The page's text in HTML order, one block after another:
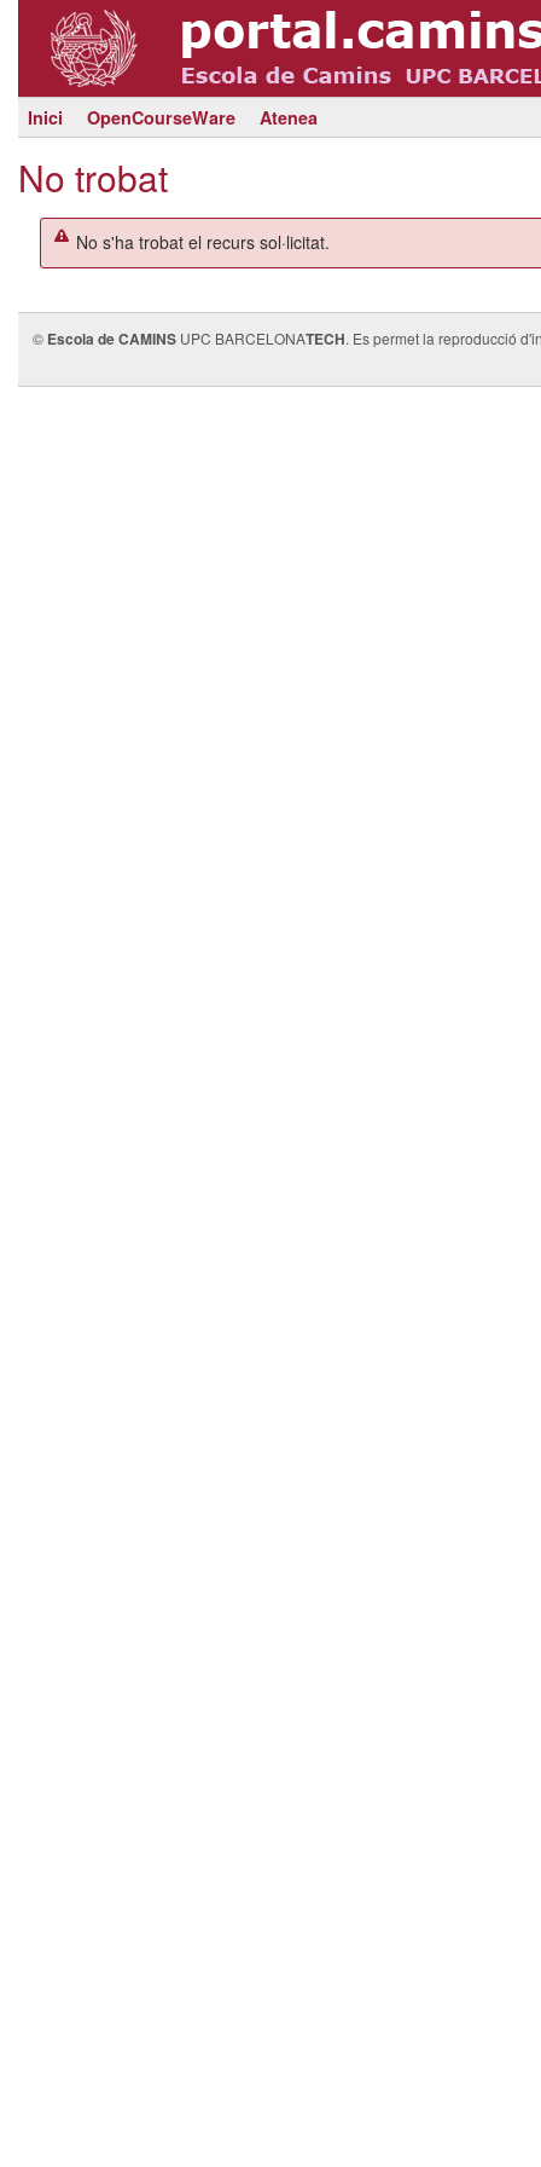
Inici OpenCourseWare Atenea
No trobat
No s'ha trobat el recurs sol·licitat.
© Escola de CAMINS UPC BARCELONATECH. Es permet la reproducció